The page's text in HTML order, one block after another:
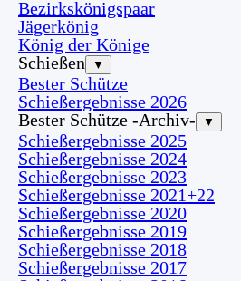
Bezirkskönigspaar
Jägerkönig
König der Könige
Schießen
▼
Bester Schütze
Schießergebnisse 2026
Bester Schütze -Archiv-
▼
Schießergebnisse 2025
Schießergebnisse 2024
Schießergebnisse 2023
Schießergebnisse 2021+22
Schießergebnisse 2020
Schießergebnisse 2019
Schießergebnisse 2018
Schießergebnisse 2017